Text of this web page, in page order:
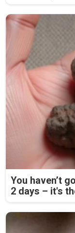
You haven’t
2 days – it's